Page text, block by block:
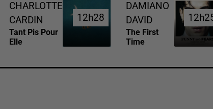
CHARLOTTE
CARDIN
Tant Pis Pour
Elle
12h28
12h28
DAMIANO
DAVID
The First
Time